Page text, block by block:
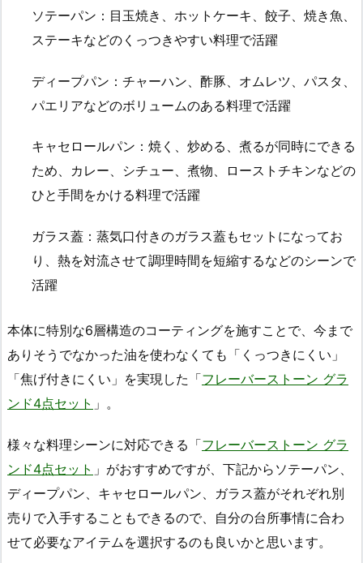
ソテーパン：目玉焼き、ホットケーキ、餃子、焼き魚、
ステーキなどのくっつきやすい料理で活躍
ディープパン：チャーハン、酢豚、オムレツ、パスタ、
パエリアなどのボリュームのある料理で活躍
キャセロールパン：焼く、炒める、煮るが同時にできる
ため、カレー、シチュー、煮物、ローストチキンなどの
ひと手間をかける料理で活躍
ガラス蓋：蒸気口付きのガラス蓋もセットになってお
り、熱を対流させて調理時間を短縮するなどのシーンで
活躍
本体に特別な6層構造のコーティングを施すことで、今まで
ありそうでなかった油を使わなくても「くっつきにくい」
「焦げ付きにくい」を実現した「フレーバーストーン グラ
ンド4点セット 」。
様々な料理シーンに対応できる「フレーバーストーン グラ
ンド4点セット 」がおすすめですが、下記からソテーパン、
ディープパン、キャセロールパン、ガラス蓋がそれぞれ別
売りで入手することもできるので、自分の台所事情に合わ
せて必要なアイテムを選択するのも良いかと思います。